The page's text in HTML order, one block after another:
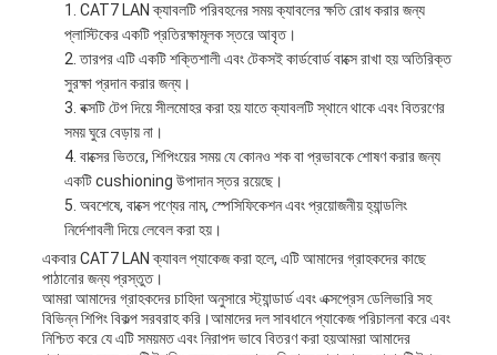
CAT7 LAN ক্যাবলটি পরিবহনের সময় ক্যাবলের ক্ষতি রোধ করার জন্য
প্লাস্টিকের একটি প্রতিরক্ষামূলক স্তরে আবৃত।
তারপর এটি একটি শক্তিশালী এবং টেকসই কার্ডবোর্ড বাক্সে রাখা হয় অতিরিক্ত
সুরক্ষা প্রদান করার জন্য।
বক্সটি টেপ দিয়ে সীলমোহর করা হয় যাতে ক্যাবলটি স্থানে থাকে এবং বিতরণের
সময় ঘুরে বেড়ায় না।
বাক্সের ভিতরে, শিপিংয়ের সময় যে কোনও শক বা প্রভাবকে শোষণ করার জন্য
একটি cushioning উপাদান স্তর রয়েছে।
অবশেষে, বাক্সে পণ্যের নাম, স্পেসিফিকেশন এবং প্রয়োজনীয় হ্যান্ডলিং
নির্দেশাবলী দিয়ে লেবেল করা হয়।
একবার CAT7 LAN ক্যাবল প্যাকেজ করা হলে, এটি আমাদের গ্রাহকদের কাছে
পাঠানোর জন্য প্রস্তুত।
আমরা আমাদের গ্রাহকদের চাহিদা অনুসারে স্ট্যান্ডার্ড এবং এক্সপ্রেস ডেলিভারি সহ
বিভিন্ন শিপিং বিকল্প সরবরাহ করি।আমাদের দল সাবধানে প্যাকেজ পরিচালনা করে এবং
নিশ্চিত করে যে এটি সময়মত এবং নিরাপদ ভাবে বিতরণ করা হয়আমরা আমাদের